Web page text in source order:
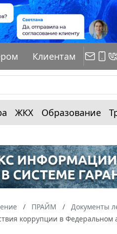
Клиентам
ЖКХ Образование
ПРАЙМ Документы
коррупции в Федеральном